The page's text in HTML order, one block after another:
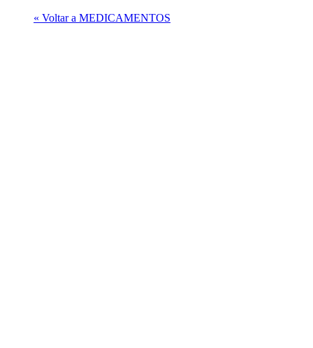
« Voltar a MEDICAMENTOS